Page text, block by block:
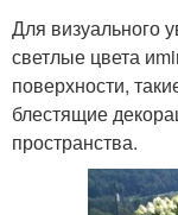
Для визуального
светлые цвета
поверхности,
блестящие
пространства.